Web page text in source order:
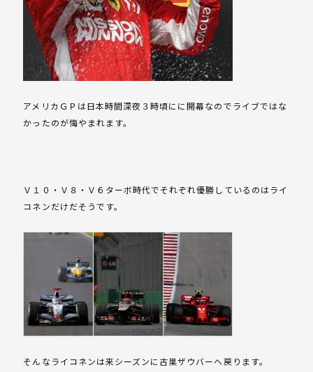
アメリカＧＰは日本時間深夜３時頃にに開幕なのでライブではな
かったのが悔やまれます。
Ｖ１０・Ｖ８・Ｖ６ターボ時代でそれぞれ優勝しているのはライ
コネンだけだそうです。
そんなライコネンは来シーズンに古巣ザウバーへ戻ります。